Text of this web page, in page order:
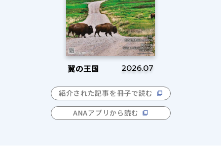
翼の王国 2026.07
紹介された記事を冊子で読む
ANAアプリから読む